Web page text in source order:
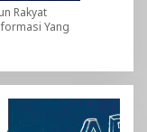
Rakyat
Yang